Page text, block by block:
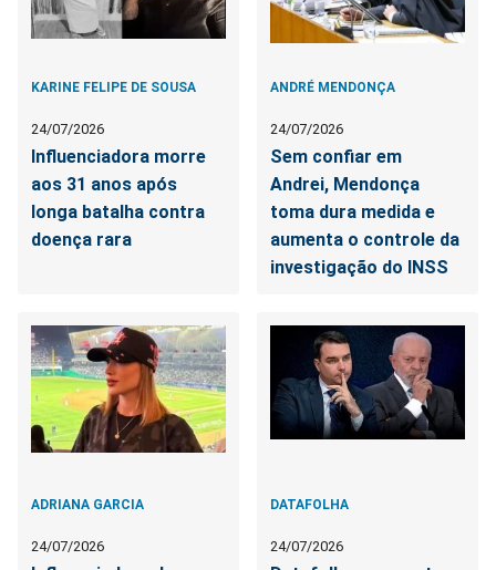
KARINE FELIPE DE SOUSA
24/07/2026
Influenciadora morre
aos 31 anos após
longa batalha contra
doença rara
ANDRÉ MENDONÇA
24/07/2026
Sem confiar em
Andrei, Mendonça
toma dura medida e
aumenta o controle da
investigação do INSS
ADRIANA GARCIA
24/07/2026
DATAFOLHA
24/07/2026